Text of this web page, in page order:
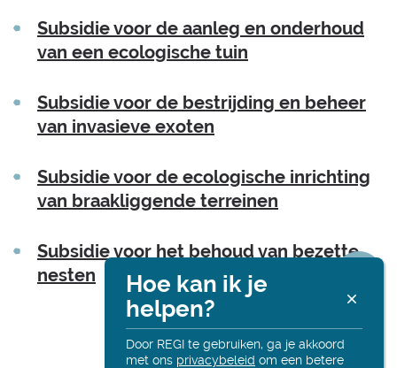
Thema's
Subsidie voor de aanleg en onderhoud
van een ecologische tuin
Subsidie voor de bestrijding en beheer
van invasieve exoten
Subsidie voor de ecologische inrichting
van braakliggende terreinen
Subsidie voor het behoud van bezette
nesten
Deel
Hoe kan ik je
helpen?
Door REGI te gebruiken, ga je akkoord
met ons privacybeleid om een betere